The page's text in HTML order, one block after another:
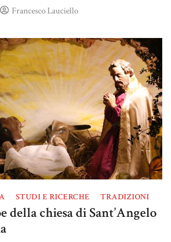
Francesco Lauciello
STUDI E RICERCHE TRADIZIONI
della chiesa di Sant’Angelo